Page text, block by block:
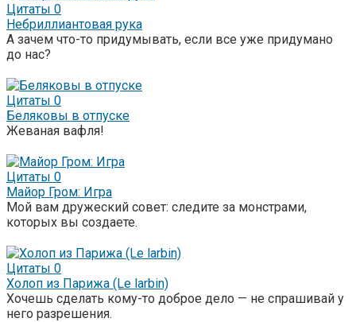
Цитаты 0
Небриллиантовая рука
А зачем что-то придумывать, если все уже придумано
до нас?
Цитаты 0
Беляковы в отпуске
Жеваная вафля!
Цитаты 0
Майор Гром: Игра
Мой вам дружеский совет: следите за монстрами,
которых вы создаете.
Цитаты 0
Холоп из Парижа (Le larbin)
Хочешь сделать кому-то доброе дело — не спрашивай у
него разрешения.